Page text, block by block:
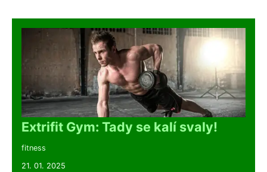
Extrifit Gym: Tady se kalí svaly!
fitness
21. 01. 2025